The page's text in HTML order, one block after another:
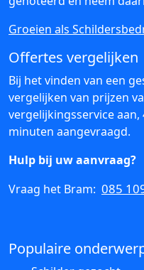
Groeien als
Offertes vergelijken
Bij het vinden van een
vergelijken van prijzen
vergelijkingsservice
minuten aangevraagd.
Hulp bij uw aanvraag?
Vraag het Bram: 085
Populaire